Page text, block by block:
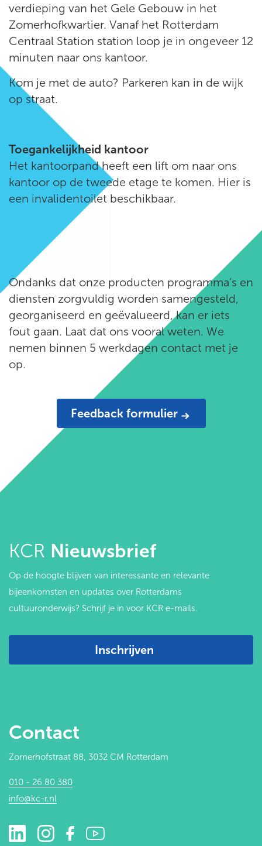
verdieping van het Gele Gebouw in het
Zomerhofkwartier. Vanaf het Rotterdam
Centraal Station station loop je in ongeveer 12
minuten naar ons kantoor.
Kom je met de auto? Parkeren kan in de wijk
op straat.
Toegankelijkheid kantoor
Het kantoorpand heeft een lift om naar ons
kantoor op de tweede etage te komen. Hier is
een invalidentoilet beschikbaar.
Ondanks dat onze producten programma’s en
diensten zorgvuldig worden samengesteld,
georganiseerd en geëvalueerd, kan er iets
fout gaan. Laat dat ons vooral weten. We
nemen binnen 5 werkdagen contact met je
op.
Feedback formulier
KCR Nieuwsbrief
Op de hoogte blijven van interessante en relevante
bijeenkomsten en updates over Rotterdams
cultuuronderwijs? Schrijf je in voor KCR e-mails.
Inschrijven
Contact
Zomerhofstraat 88, 3032 CM Rotterdam
010 - 26 80 380
info@kc-r.nl